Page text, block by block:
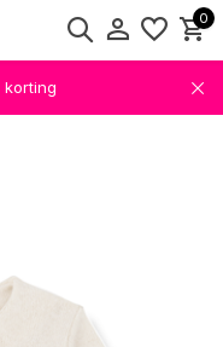
0
korting